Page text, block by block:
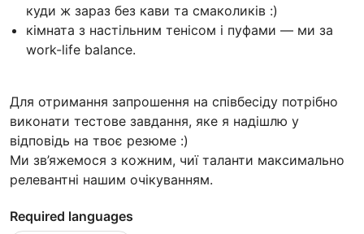
куди ж зараз без кави та смаколиків :)
кімната з настільним тенісом і пуфами — ми за
work-life balance.
Для отримання запрошення на співбесіду потрібно
виконати тестове завдання, яке я надішлю у
відповідь на твоє резюме :)
Ми зв’яжемося з кожним, чиї таланти максимально
релевантні нашим очікуванням.
Required languages